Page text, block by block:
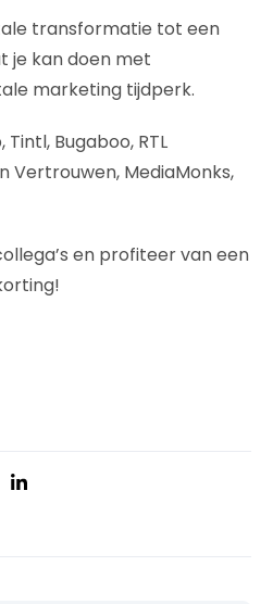
transformatie tot een
je kan doen met
marketing tijdperk.
Bugaboo, RTL
Vertrouwen, MediaMonks,
en profiteer van een